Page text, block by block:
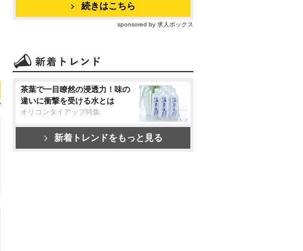
続きはこちら
sponsored by 求人ボックス
茶葉で一目瞭然の浸透力！味の
違いに衝撃を受ける水とは
オリコンタイアップ特集
新着トレンドをもっと見る